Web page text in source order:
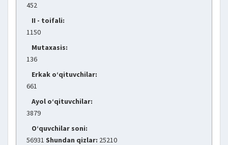
452
II - toifali:
1150
Mutaxasis:
136
Erkak o‘qituvchilar:
661
Ayol o‘qituvchilar:
3879
O‘quvchilar soni:
56931 Shundan qizlar: 25210